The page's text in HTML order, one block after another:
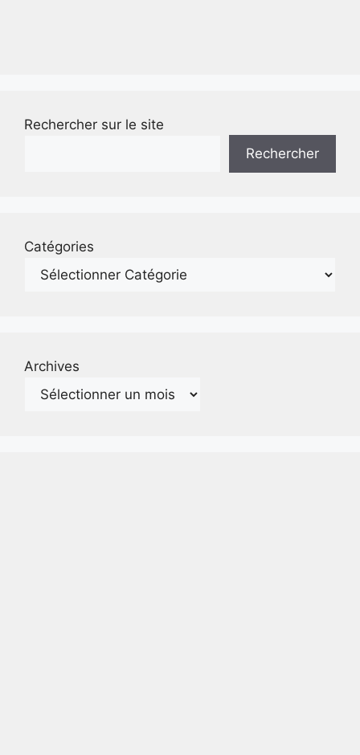
Rechercher sur le site
Rechercher
Catégories
Archives